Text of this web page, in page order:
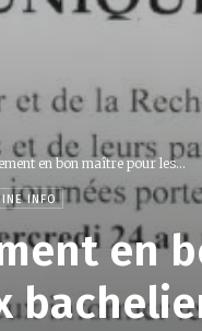
en bon maître pour les...
INFO
en